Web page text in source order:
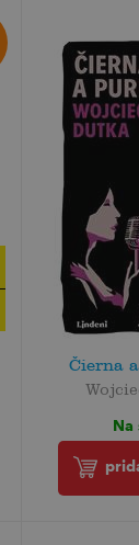
Čierna
Na